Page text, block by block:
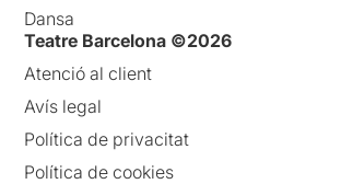
Dansa
Teatre Barcelona ©2026
Atenció al client
Avís legal
Política de privacitat
Política de cookies